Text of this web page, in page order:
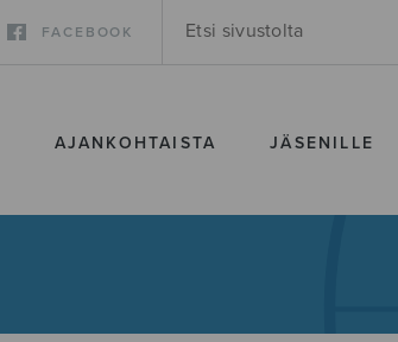
FACEBOOK
AJANKOHTAISTA JÄSENILLE